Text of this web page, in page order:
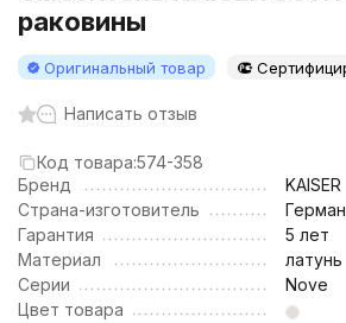
раковины
Оригинальный товар
Написать отзыв
Код товара:574-358
Бренд
KAISER
Страна-изготовитель
Гарантия
5 лет
Материал
латунь
Серии
Nove
Цвет товара